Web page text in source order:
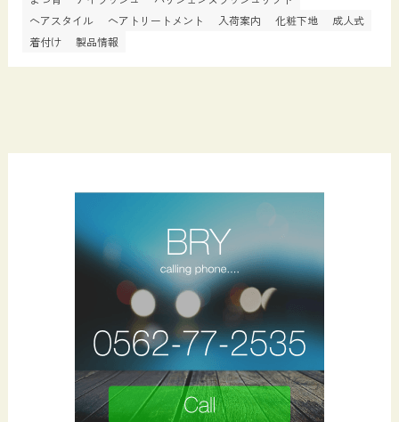
ヘアスタイル
ヘアトリートメント 入荷案内 化粧下地
成人式
着付け
製品情報